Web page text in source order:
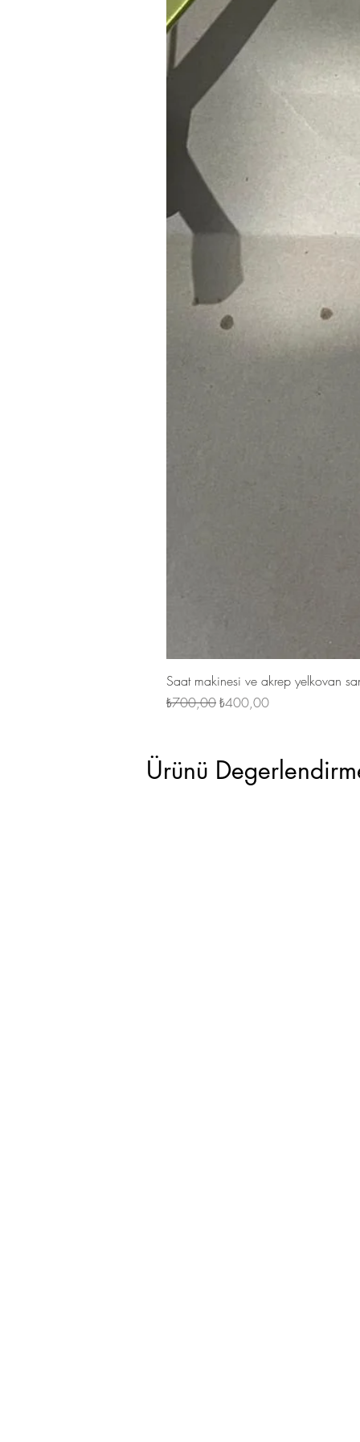
Saat makinesi ve akrep yelkovan
Normal Fiyat
₺700,00İndirimli Fiyat
₺400,00
Ürünü